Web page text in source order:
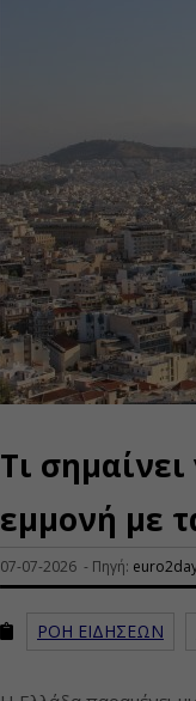
Tι
εμμονή με
07-07-2026 - Πηγή:
ΡΟΗ ΕΙΔΗΣΕΩΝ